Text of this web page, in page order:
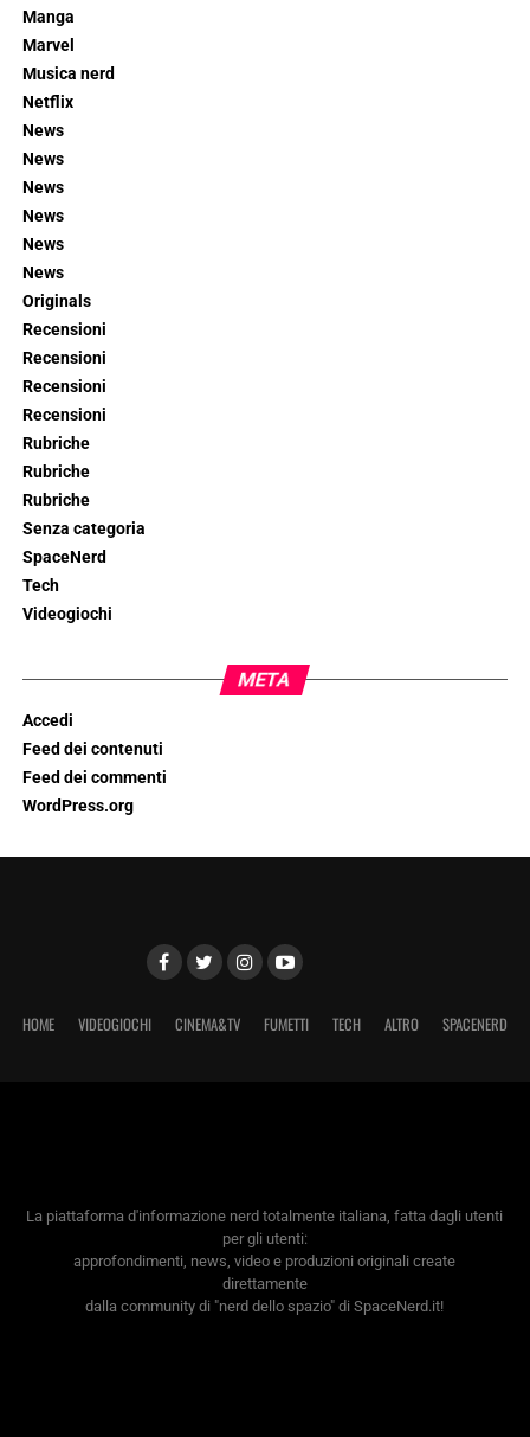
Manga
Marvel
Musica nerd
Netflix
News
News
News
News
News
News
Originals
Recensioni
Recensioni
Recensioni
Recensioni
Rubriche
Rubriche
Rubriche
Senza categoria
SpaceNerd
Tech
Videogiochi
META
Accedi
Feed dei contenuti
Feed dei commenti
WordPress.org
HOME VIDEOGIOCHI CINEMA&TV FUMETTI TECH ALTRO SPACENERD
La piattaforma d'informazione nerd totalmente italiana, fatta dagli utenti
per gli utenti:
approfondimenti, news, video e produzioni originali create
direttamente
dalla community di "nerd dello spazio" di SpaceNerd.it!